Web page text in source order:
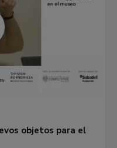
objetos para el